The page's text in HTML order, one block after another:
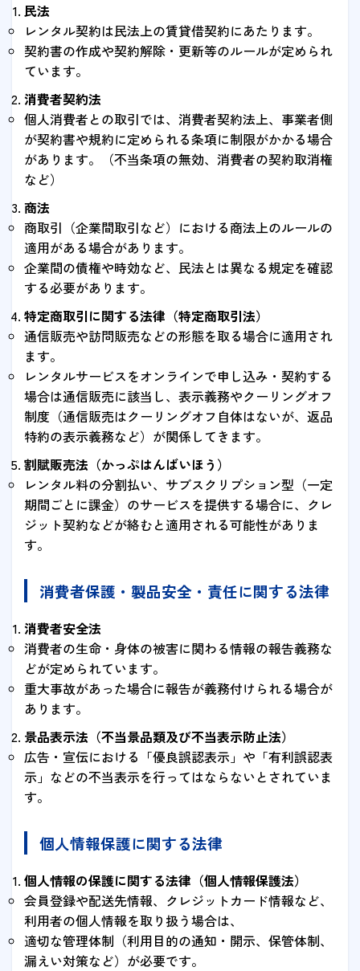
民法
レンタル契約は民法上の賃貸借契約にあたります。
契約書の作成や契約解除・更新等のルールが定められ
ています。
消費者契約法
個人消費者との取引では、消費者契約法上、事業者側
が契約書や規約に定められる条項に制限がかかる場合
があります。（不当条項の無効、消費者の契約取消権
など）
商法
商取引（企業間取引など）における商法上のルールの
適用がある場合があります。
企業間の債権や時効など、民法とは異なる規定を確認
する必要があります。
特定商取引に関する法律（特定商取引法）
通信販売や訪問販売などの形態を取る場合に適用され
ます。
レンタルサービスをオンラインで申し込み・契約する
場合は通信販売に該当し、表示義務やクーリングオフ
制度（通信販売はクーリングオフ自体はないが、返品
特約の表示義務など）が関係してきます。
割賦販売法（かっぷはんばいほう）
レンタル料の分割払い、サブスクリプション型（一定
期間ごとに課金）のサービスを提供する場合に、クレ
ジット契約などが絡むと適用される可能性がありま
す。
消費者保護・製品安全・責任に関する法律
消費者安全法
消費者の生命・身体の被害に関わる情報の報告義務な
どが定められています。
重大事故があった場合に報告が義務付けられる場合が
あります。
景品表示法（不当景品類及び不当表示防止法）
広告・宣伝における「優良誤認表示」や「有利誤認表
示」などの不当表示を行ってはならないとされていま
す。
個人情報保護に関する法律
個人情報の保護に関する法律（個人情報保護法）
会員登録や配送先情報、クレジットカード情報など、
利用者の個人情報を取り扱う場合は、
適切な管理体制（利用目的の通知・開示、保管体制、
漏えい対策など）が必要です。